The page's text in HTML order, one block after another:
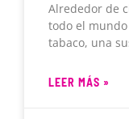
Alrededor de
todo el
tabaco, una
LEER MÁS »